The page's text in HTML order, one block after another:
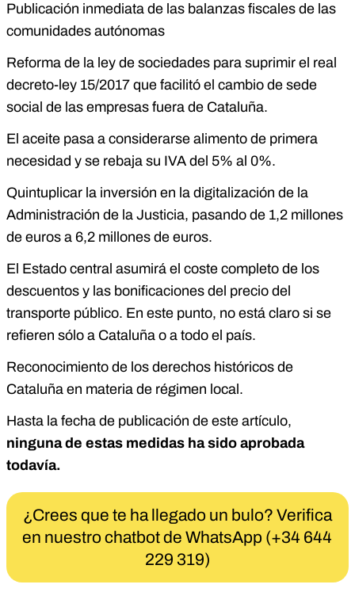
Publicación inmediata de las balanzas fiscales de las
comunidades autónomas
Reforma de la ley de sociedades para suprimir el real
decreto-ley 15/2017 que facilitó el cambio de sede
social de las empresas fuera de Cataluña.
El aceite pasa a considerarse alimento de primera
necesidad y se rebaja su IVA del 5% al 0%.
Quintuplicar la inversión en la digitalización de la
Administración de la Justicia, pasando de 1,2 millones
de euros a 6,2 millones de euros.
El Estado central asumirá el coste completo de los
descuentos y las bonificaciones del precio del
transporte público. En este punto, no está claro si se
refieren sólo a Cataluña o a todo el país.
Reconocimiento de los derechos históricos de
Cataluña en materia de régimen local.
Hasta la fecha de publicación de este artículo,
ninguna de estas medidas ha sido aprobada
todavía.
¿Crees que te ha llegado un bulo? Verifica
en nuestro chatbot de WhatsApp (+34 644
229 319)